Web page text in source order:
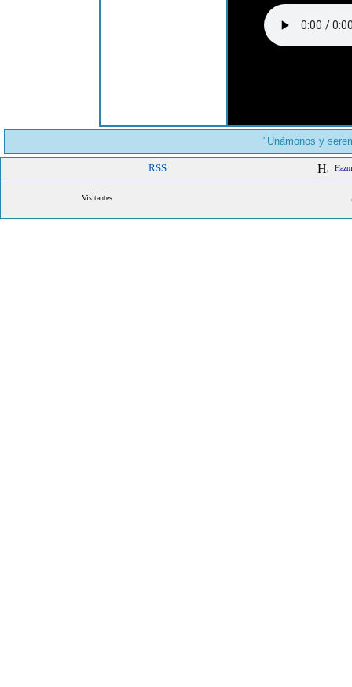
"Unámonos y
RSS
Visitantes